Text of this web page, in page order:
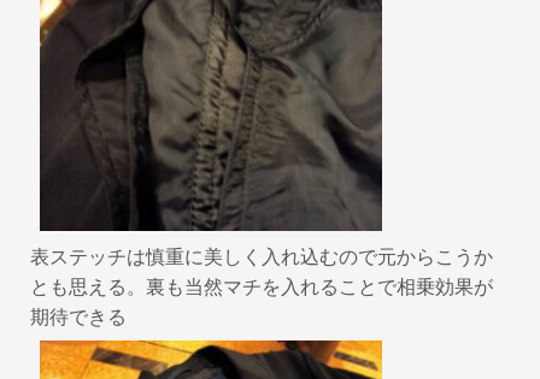
表ステッチは慎重に美しく入れ込むので元からこうか
とも思える。裏も当然マチを入れることで相乗効果が
期待できる